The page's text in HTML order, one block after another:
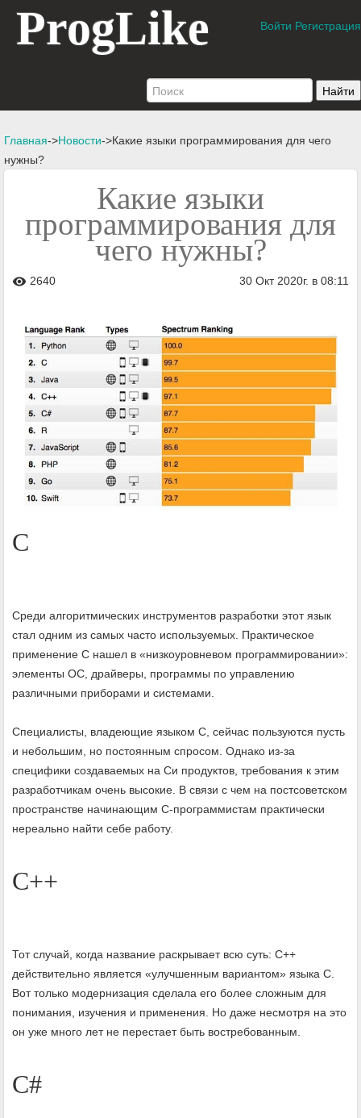
ProgLike Войти Регистрация
Главная->Новости->Какие языки программирования для чего
нужны?
Какие языки
программирования для
чего нужны?
visibility 2640 30 Окт 2020г. в 08:11
C
Среди алгоритмических инструментов разработки этот язык
стал одним из самых часто используемых. Практическое
применение С нашел в «низкоуровневом программировании»:
элементы ОС, драйверы, программы по управлению
различными приборами и системами.
Специалисты, владеющие языком С, сейчас пользуются пусть
и небольшим, но постоянным спросом. Однако из-за
специфики создаваемых на Си продуктов, требования к этим
разработчикам очень высокие. В связи с чем на постсоветском
пространстве начинающим С-программистам практически
нереально найти себе работу.
С++
Тот случай, когда название раскрывает всю суть: С++
действительно является «улучшенным вариантом» языка С.
Вот только модернизация сделала его более сложным для
понимания, изучения и применения. Но даже несмотря на это
он уже много лет не перестает быть востребованным.
C#